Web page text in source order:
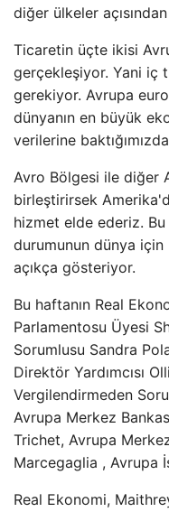
diğer ülkeler
Ticaretin üçte ikisi
gerçekleşiyor. Yani iç
gerekiyor. Avrupa
dünyanın en büyük
verilerine
Avro Bölgesi ile diğer
birleştirirsek
hizmet elde ederiz.
durumunun dünya
açıkça gösteriyor.
Bu haftanın Real
Parlamentosu Üyesi
Sorumlusu Sandra
Direktör Yardımcısı
Vergilendirmeden
Avrupa Merkez
Trichet, Avrupa
Marcegaglia , Avrupa
Real Ekonomi,